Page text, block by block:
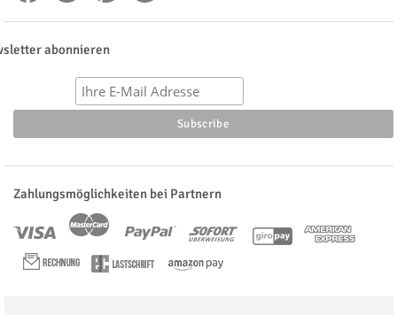
abonnieren
Zahlungsmöglichkeiten bei Partnern